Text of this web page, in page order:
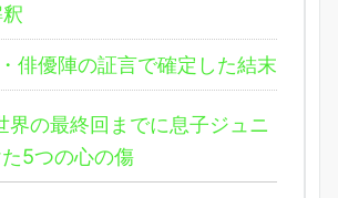
俳優陣の証言で確定した結末
界の最終回までに息子ジュニ
5つの心の傷